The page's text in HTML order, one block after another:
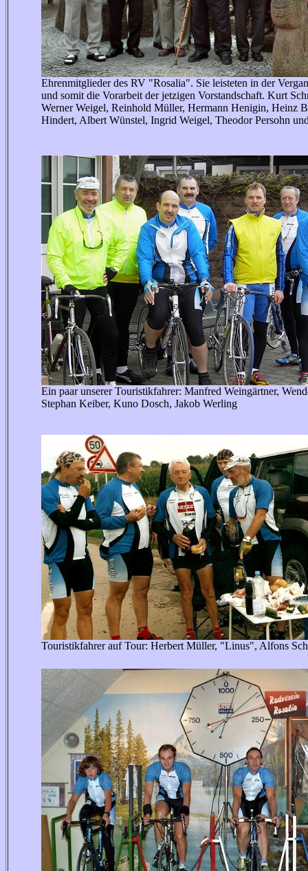
Ehrenmitglieder des RV "Rosalia". Sie leisteten in der
und somit die Vorarbeit der jetzigen Vorstandschaft. Kurt
Werner Weigel, Reinhold Müller, Hermann Henigin, Heinz
Hindert, Albert Wünstel, Ingrid Weigel, Theodor Persohn
Ein paar unserer Touristikfahrer: Manfred Weingärtner,
Stephan Keiber, Kuno Dosch, Jakob Werling
Touristikfahrer auf Tour: Herbert Müller, "Linus", Alfons